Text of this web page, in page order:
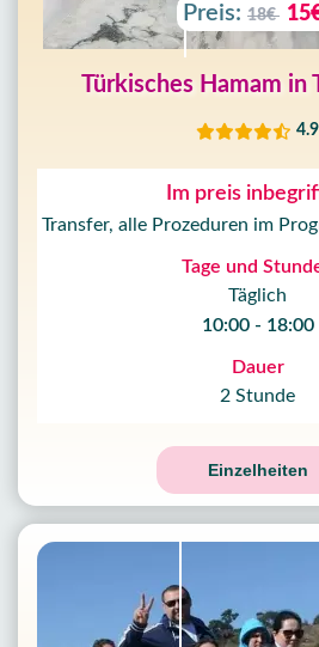
Preis: 18€
Türkisches Hamam in
4.9
Im preis
Transfer, alle Prozeduren im
Tage und
Täglich
10:00 - 18:00
Dauer
2 Stunde
Einzelheiten